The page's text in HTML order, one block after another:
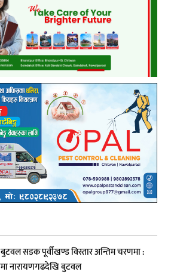
सडक पूर्वीखण्ड विस्तार अन्तिम चरणमा :
नारायणगढदेखि बुटवल